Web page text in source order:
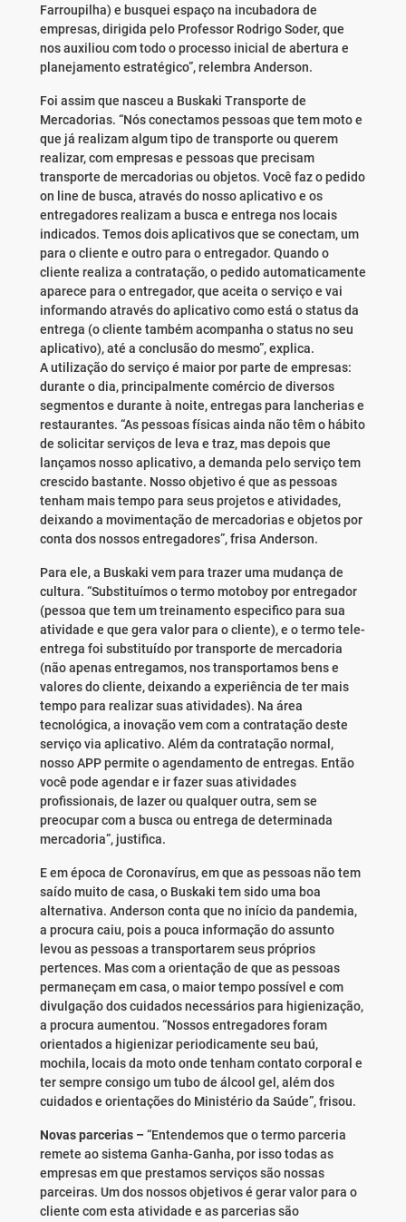
Farroupilha) e busquei espaço na incubadora de
empresas, dirigida pelo Professor Rodrigo Soder, que
nos auxiliou com todo o processo inicial de abertura e
planejamento estratégico”, relembra Anderson.
Foi assim que nasceu a Buskaki Transporte de
Mercadorias. “Nós conectamos pessoas que tem moto e
que já realizam algum tipo de transporte ou querem
realizar, com empresas e pessoas que precisam
transporte de mercadorias ou objetos. Você faz o pedido
on line de busca, através do nosso aplicativo e os
entregadores realizam a busca e entrega nos locais
indicados. Temos dois aplicativos que se conectam, um
para o cliente e outro para o entregador. Quando o
cliente realiza a contratação, o pedido automaticamente
aparece para o entregador, que aceita o serviço e vai
informando através do aplicativo como está o status da
entrega (o cliente também acompanha o status no seu
aplicativo), até a conclusão do mesmo”, explica.
A utilização do serviço é maior por parte de empresas:
durante o dia, principalmente comércio de diversos
segmentos e durante à noite, entregas para lancherias e
restaurantes. “As pessoas físicas ainda não têm o hábito
de solicitar serviços de leva e traz, mas depois que
lançamos nosso aplicativo, a demanda pelo serviço tem
crescido bastante. Nosso objetivo é que as pessoas
tenham mais tempo para seus projetos e atividades,
deixando a movimentação de mercadorias e objetos por
conta dos nossos entregadores”, frisa Anderson.
Para ele, a Buskaki vem para trazer uma mudança de
cultura. “Substituímos o termo motoboy por entregador
(pessoa que tem um treinamento especifico para sua
atividade e que gera valor para o cliente), e o termo tele-
entrega foi substituído por transporte de mercadoria
(não apenas entregamos, nos transportamos bens e
valores do cliente, deixando a experiência de ter mais
tempo para realizar suas atividades). Na área
tecnológica, a inovação vem com a contratação deste
serviço via aplicativo. Além da contratação normal,
nosso APP permite o agendamento de entregas. Então
você pode agendar e ir fazer suas atividades
profissionais, de lazer ou qualquer outra, sem se
preocupar com a busca ou entrega de determinada
mercadoria”, justifica.
E em época de Coronavírus, em que as pessoas não tem
saído muito de casa, o Buskaki tem sido uma boa
alternativa. Anderson conta que no início da pandemia,
a procura caiu, pois a pouca informação do assunto
levou as pessoas a transportarem seus próprios
pertences. Mas com a orientação de que as pessoas
permaneçam em casa, o maior tempo possível e com
divulgação dos cuidados necessários para higienização,
a procura aumentou. “Nossos entregadores foram
orientados a higienizar periodicamente seu baú,
mochila, locais da moto onde tenham contato corporal e
ter sempre consigo um tubo de álcool gel, além dos
cuidados e orientações do Ministério da Saúde”, frisou.
Novas parcerias – “Entendemos que o termo parceria
remete ao sistema Ganha-Ganha, por isso todas as
empresas em que prestamos serviços são nossas
parceiras. Um dos nossos objetivos é gerar valor para o
cliente com esta atividade e as parcerias são